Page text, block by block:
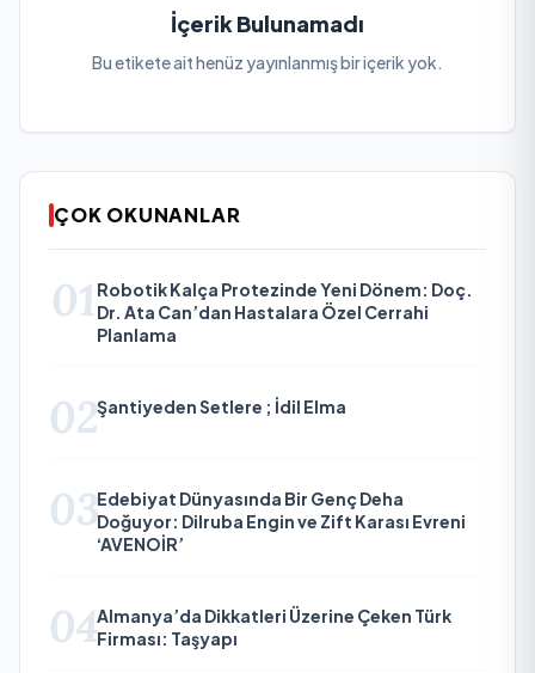
İçerik Bulunamadı
Bu etikete ait henüz yayınlanmış bir içerik yok.
ÇOK OKUNANLAR
01 Robotik Kalça Protezinde Yeni Dönem: Doç.
Dr. Ata Can’dan Hastalara Özel Cerrahi
Planlama
02Şantiyeden Setlere ; İdil Elma
03Edebiyat Dünyasında Bir Genç Deha
Doğuyor: Dilruba Engin ve Zift Karası Evreni
‘AVENOİR’
04Almanya’da Dikkatleri Üzerine Çeken Türk
Firması: Taşyapı